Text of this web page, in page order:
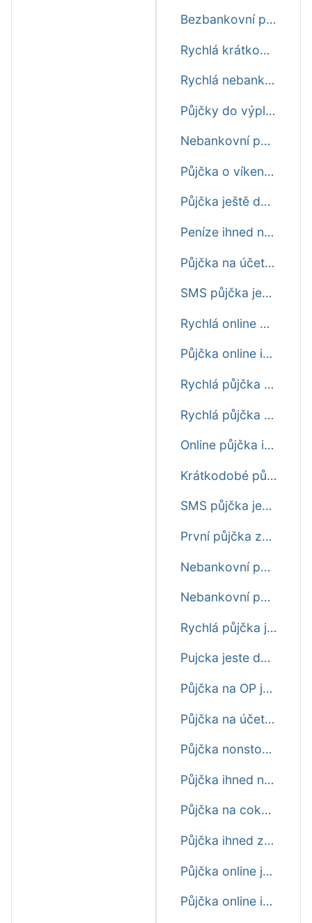
Bezbankovní půjčka ještě dnes
Rychlá krátkodobá půjčka před výplatou ještě dnes
Rychlá nebankovní půjčka ještě dnes
Půjčky do výplaty ještě dnes první zdarma
Nebankovní půjčka ihned na účet ještě dnes
Půjčka o víkendu ještě dnes ihned na účet
Půjčka ještě dnes online ihned na účet
Peníze ihned na účet ještě dnes
Půjčka na účet do výplaty ještě dnes
SMS půjčka ještě dnes ihned
Rychlá online půjčka ještě dnes
Půjčka online ihned na účet ještě dnes nonstop
Rychlá půjčka do výplaty ještě dnes
Rychlá půjčka před výplatou ještě dnes
Online půjčka ihned na účet ještě dnes
Krátkodobé půjčky ještě dnes
SMS půjčka ještě dnes
První půjčka zdarma ještě dnes
Nebankovní půjčka ihned ještě dnes
Nebankovní půjčka ještě dnes
Rychlá půjčka ještě dnes
Pujcka jeste dnes
Půjčka na OP ještě dnes
Půjčka na účet ihned ještě dnes
Půjčka nonstop ještě dnes
Půjčka ihned na bankovní účet ještě dnes
Půjčka na cokoliv ještě dnes
Půjčka ihned zdarma ještě dnes
Půjčka online ještě dnes
Půjčka online ihned ještě dnes